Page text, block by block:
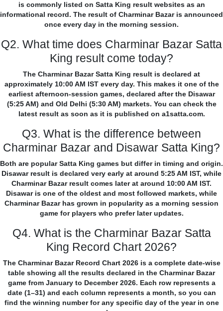
is commonly listed on Satta King result websites as an
informational record. The result of Charminar Bazar is announced
once every day in the morning session.
Q2. What time does Charminar Bazar Satta
King result come today?
The Charminar Bazar Satta King result is declared at
approximately 10:00 AM IST every day. This makes it one of the
earliest afternoon-session games, declared after the Disawar
(5:25 AM) and Old Delhi (5:30 AM) markets. You can check the
latest result as soon as it is published on a1satta.com.
Q3. What is the difference between
Charminar Bazar and Disawar Satta King?
Both are popular Satta King games but differ in timing and origin.
Disawar result is declared very early at around 5:25 AM IST, while
Charminar Bazar result comes later at around 10:00 AM IST.
Disawar is one of the oldest and most followed markets, while
Charminar Bazar has grown in popularity as a morning session
game for players who prefer later updates.
Q4. What is the Charminar Bazar Satta
King Record Chart 2026?
The Charminar Bazar Record Chart 2026 is a complete date-wise
table showing all the results declared in the Charminar Bazar
game from January to December 2026. Each row represents a
date (1–31) and each column represents a month, so you can
find the winning number for any specific day of the year in one